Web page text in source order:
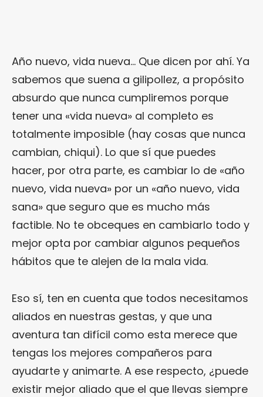
Año nuevo, vida nueva… Que dicen por ahí. Ya
sabemos que suena a gilipollez, a propósito
absurdo que nunca cumpliremos porque
tener una «vida nueva» al completo es
totalmente imposible (hay cosas que nunca
cambian, chiqui). Lo que sí que puedes
hacer, por otra parte, es cambiar lo de «año
nuevo, vida nueva» por un «año nuevo, vida
sana» que seguro que es mucho más
factible. No te obceques en cambiarlo todo y
mejor opta por cambiar algunos pequeños
hábitos que te alejen de la mala vida.
Eso sí, ten en cuenta que todos necesitamos
aliados en nuestras gestas, y que una
aventura tan difícil como esta merece que
tengas los mejores compañeros para
ayudarte y animarte. A ese respecto, ¿puede
existir mejor aliado que el que llevas siempre